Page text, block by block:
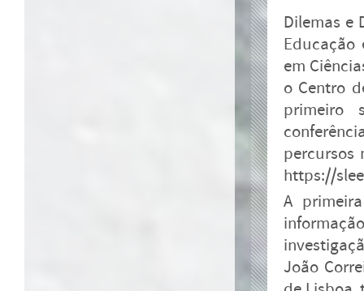
Dilemas e
Educação
em
o Centro
primeiro
percursos
https://
A
João